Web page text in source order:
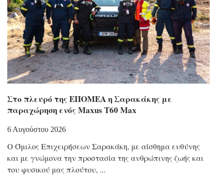
Στο πλευρό της ΕΠΟΜΕΑ η Σαρακάκης με
παραχώρηση ενός Maxus T60 Max
6 Αυγούστου 2026
Ο Όμιλος Επιχειρήσεων Σαρακάκη, με αίσθημα ευθύνης
και με γνώμονα την προστασία της ανθρώπινης ζωής και
του φυσικού μας πλούτου,